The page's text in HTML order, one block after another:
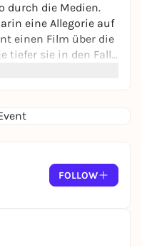
durch die Medien.
eine Allegorie auf
einen Film über die
tiefer sie in den Fall
sie sich in ihrem
»das große
aus
nie anhält. Das
zwischen
Die Figuren
FOLLOW